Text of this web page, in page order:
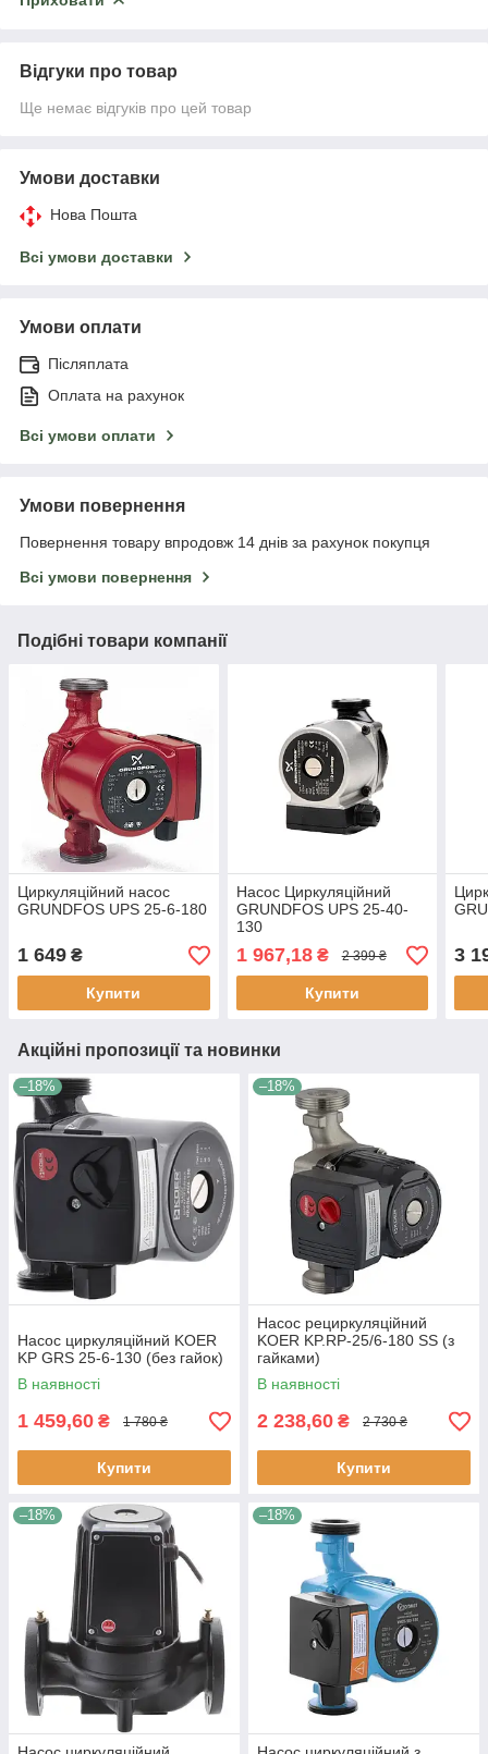
Відгуки про товар
Ще немає відгуків про цей товар
Умови доставки
Нова Пошта
Всі умови доставки
Умови оплати
Післяплата
Оплата на рахунок
Всі умови оплати
Умови повернення
Повернення товару впродовж 14 днів за рахунок покупця
Всі умови повернення
Подібні товари компанії
Циркуляційний насос
GRUNDFOS UPS 25-6-180
1 649 ₴
Купити
Насос Циркуляційний
GRUNDFOS UPS 25-40-
130
1 967,18₴ 2 399 ₴
Купити
3
Акційні пропозиції та новинки
–18%
Насос циркуляційний KOER
KP GRS 25-6-130 (без гайок)
В наявності
1 459,60 ₴ 1 780 ₴
Купити
–18%
Насос рециркуляційний
KOER KP.RP-25/6-180 SS (з
гайками)
В наявності
2 238,60 ₴ 2 730 ₴
Купити
–18% –18%